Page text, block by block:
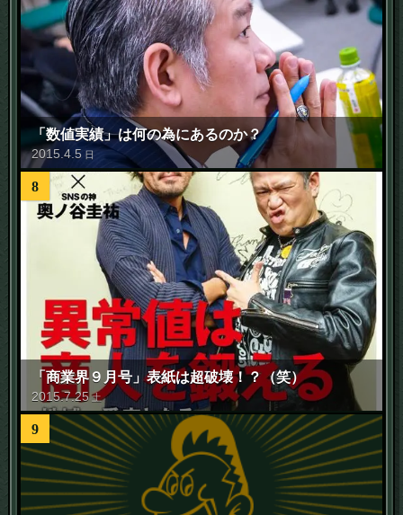
「数値実績」は何の為にあるのか？
2015.4.5 日
8
「商業界９月号」表紙は超破壊！？（笑）
2015.7.25 土
9